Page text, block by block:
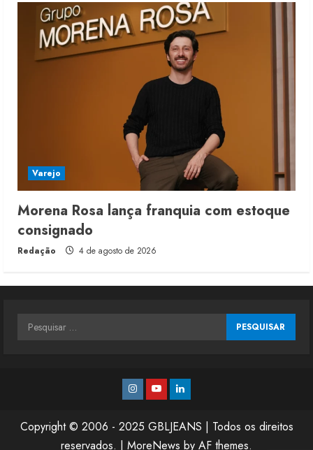
Varejo
Morena Rosa lança franquia com estoque
consignado
Redação 4 de agosto de 2026
Pesquisar
Instagram
YoutubeLinkedin
Copyright © 2006 - 2025 GBLJEANS | Todos os direitos
reservados. | MoreNews by AF themes.